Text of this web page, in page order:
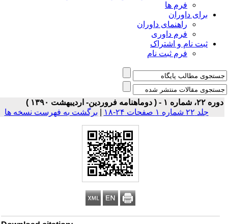
فرم ها
برای داوران
راهنمای داوران
فرم داوری
ثبت نام و اشتراک
فرم ثبت نام
۱ - ( دوماهنامه فروردین- اردیبهشت ۱۳۹۰ )
جلد ۲۲ شماره ۱ صفحات ۲۴-۱۸
| برگشت به فهرست نسخه ها